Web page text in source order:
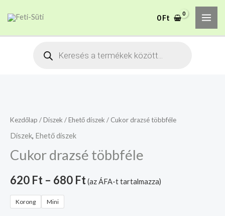
0Ft
Products
Kezdőlap /Díszek /Ehető díszek / Cukor drazsé többféle
Díszek, Ehető díszek
Cukor drazsé többféle
620 Ft – 680 Ft(az ÁFA-t tartalmazza)
Korong Mini
többféle
mennyiség
A mélyhűtött termékeket
csakis saját felelősségre
Megértettem